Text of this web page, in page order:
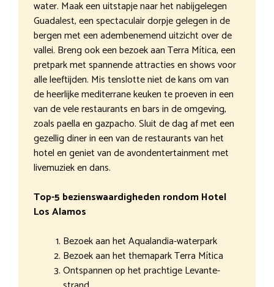
water. Maak een uitstapje naar het nabijgelegen
Guadalest, een spectaculair dorpje gelegen in de
bergen met een adembenemend uitzicht over de
vallei. Breng ook een bezoek aan Terra Mítica, een
pretpark met spannende attracties en shows voor
alle leeftijden. Mis tenslotte niet de kans om van
de heerlijke mediterrane keuken te proeven in een
van de vele restaurants en bars in de omgeving,
zoals paella en gazpacho. Sluit de dag af met een
gezellig diner in een van de restaurants van het
hotel en geniet van de avondentertainment met
livemuziek en dans.
Top-5 bezienswaardigheden rondom Hotel
Los Alamos
Bezoek aan het Aqualandia-waterpark
Bezoek aan het themapark Terra Mítica
Ontspannen op het prachtige Levante-